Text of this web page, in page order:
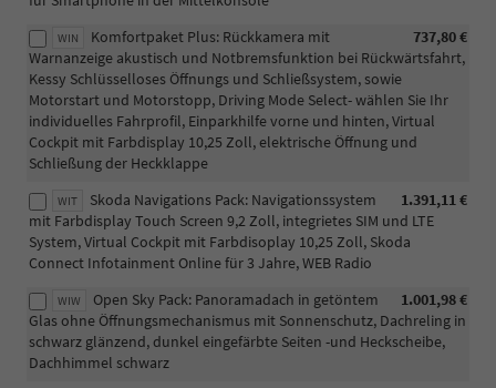
WIN 737,80 €
Komfortpaket Plus: Rückkamera mit
Warnanzeige akustisch und Notbremsfunktion bei Rückwärtsfahrt,
Kessy Schlüsselloses Öffnungs und Schließsystem, sowie
Motorstart und Motorstopp, Driving Mode Select- wählen Sie Ihr
individuelles Fahrprofil, Einparkhilfe vorne und hinten, Virtual
Cockpit mit Farbdisplay 10,25 Zoll, elektrische Öffnung und
Schließung der Heckklappe
WIT 1.391,11 €
Skoda Navigations Pack: Navigationssystem
mit Farbdisplay Touch Screen 9,2 Zoll, integrietes SIM und LTE
System, Virtual Cockpit mit Farbdisoplay 10,25 Zoll, Skoda
Connect Infotainment Online für 3 Jahre, WEB Radio
WIW 1.001,98 €
Open Sky Pack: Panoramadach in getöntem
Glas ohne Öffnungsmechanismus mit Sonnenschutz, Dachreling in
schwarz glänzend, dunkel eingefärbte Seiten -und Heckscheibe,
Dachhimmel schwarz